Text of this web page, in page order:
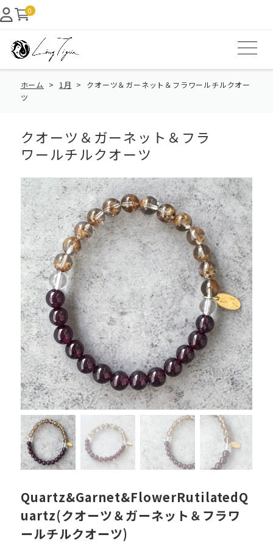
0
ホーム 1月
クオーツ＆ガーネット＆フラワールチルクオー
ツ
クオーツ＆ガーネット＆フラ
ワールチルクオーツ
Quartz&Garnet&FlowerRutilatedQ
uartz(クオーツ＆ガーネット＆フラワ
ールチルクオーツ)